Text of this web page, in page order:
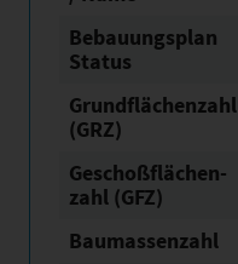
Bebauungsplan
Status
Grundflächen­zahl
(GRZ)
Geschoßflächen­
zahl (GFZ)
Baumassenzahl